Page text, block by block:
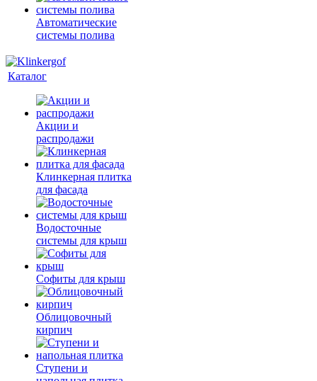
Автоматические
системы полива
Каталог
Акции и
распродажи
Клинкерная плитка
для фасада
Водосточные
системы для крыш
Софиты для крыш
Облицовочный
кирпич
Ступени и